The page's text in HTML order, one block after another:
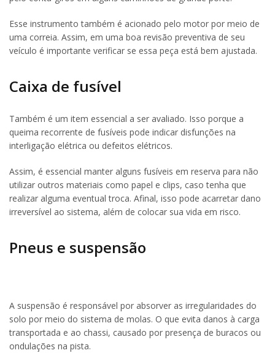
Esse instrumento também é acionado pelo motor por meio de
uma correia. Assim, em uma boa revisão preventiva de seu
veículo é importante verificar se essa peça está bem ajustada.
Caixa de fusível
Também é um item essencial a ser avaliado. Isso porque a
queima recorrente de fusíveis pode indicar disfunções na
interligação elétrica ou defeitos elétricos.
Assim, é essencial manter alguns fusíveis em reserva para não
utilizar outros materiais como papel e clips, caso tenha que
realizar alguma eventual troca. Afinal, isso pode acarretar dano
irreversível ao sistema, além de colocar sua vida em risco.
Pneus e suspensão
A suspensão é responsável por absorver as irregularidades do
solo por meio do sistema de molas. O que evita danos à carga
transportada e ao chassi, causado por presença de buracos ou
ondulações na pista.